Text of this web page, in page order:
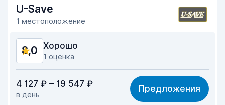
Скорость возврата 8,1
Состояние машины
U-Save
1 местоположение
8,0 Хорошо
1 оценка
8,0
Простота поиска 8,2
4 127 ₽ – 19 547 ₽
в день
Предложения